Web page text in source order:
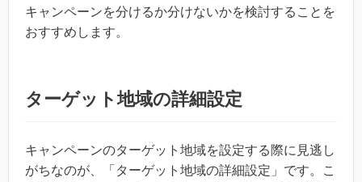
キャンペーンを分けるか分けないかを検討することを
おすすめします。
ターゲット地域の詳細設定
キャンペーンのターゲット地域を設定する際に見逃し
がちなのが、「ターゲット地域の詳細設定」です。こ